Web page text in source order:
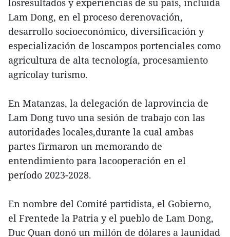
Lam Dong, en el proceso derenovación,
desarrollo socioeconómico, diversificación y
especialización de loscampos portenciales como
agricultura de alta tecnología, procesamiento
agrícolay turismo.
En Matanzas, la delegación de laprovincia de
Lam Dong tuvo una sesión de trabajo con las
autoridades locales,durante la cual ambas
partes firmaron un memorando de
entendimiento para lacooperación en el
período 2023-2028.
En nombre del Comité partidista, el Gobierno,
el Frentede la Patria y el pueblo de Lam Dong,
Duc Quan donó un millón de dólares a launidad